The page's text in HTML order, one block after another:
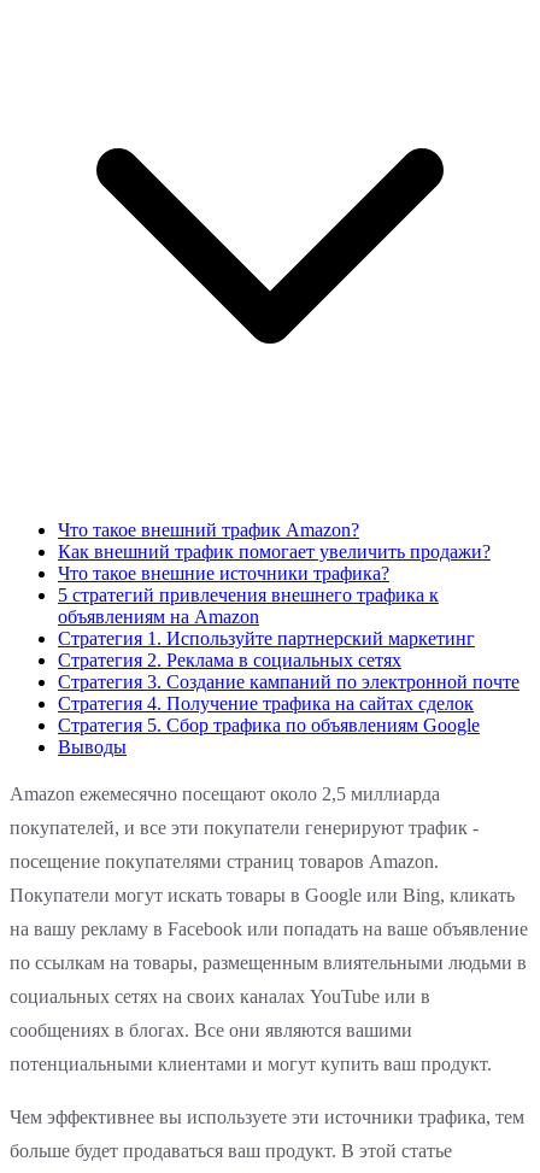
Что такое внешний трафик Amazon?
Как внешний трафик помогает увеличить продажи?
Что такое внешние источники трафика?
5 стратегий привлечения внешнего трафика к
объявлениям на Amazon
Стратегия 1. Используйте партнерский маркетинг
Стратегия 2. Реклама в социальных сетях
Стратегия 3. Создание кампаний по электронной почте
Стратегия 4. Получение трафика на сайтах сделок
Стратегия 5. Сбор трафика по объявлениям Google
Выводы
Amazon ежемесячно посещают около 2,5 миллиарда
покупателей, и все эти покупатели генерируют трафик -
посещение покупателями страниц товаров Amazon.
Покупатели могут искать товары в Google или Bing, кликать
на вашу рекламу в Facebook или попадать на ваше объявление
по ссылкам на товары, размещенным влиятельными людьми в
социальных сетях на своих каналах YouTube или в
сообщениях в блогах. Все они являются вашими
потенциальными клиентами и могут купить ваш продукт.
Чем эффективнее вы используете эти источники трафика, тем
больше будет продаваться ваш продукт. В этой статье